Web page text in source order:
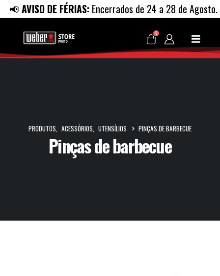
📢AVISO DE FÉRIAS:Encerrados de 24 a 28 de Agosto.
0
Pinças de barbecue
PRODUTOS, ACESSÓRIOS, UTENSÍLIOS PINÇAS DE BARBECUE